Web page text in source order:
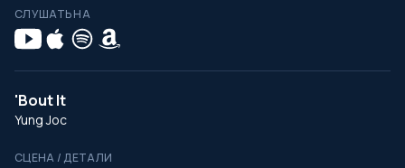
СЛУШАТЬ НА
'Bout It
Yung Joc
СЦЕНА / ДЕТАЛИ